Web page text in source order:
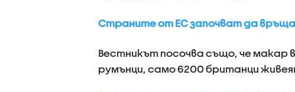
Страните от ЕС започват да
Вестникът посочва също, че макар
румънци, само 6200 британци